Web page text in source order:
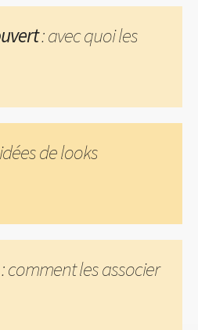
: avec quoi les
de looks
: comment les associer